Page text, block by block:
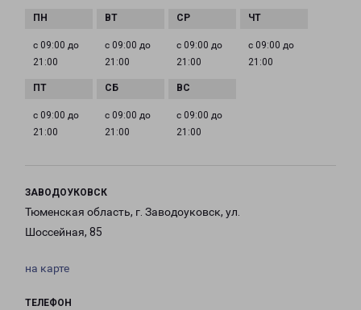
с 09:00 до
21:00
с 09:00 до
21:00
с 09:00 до
21:00
с 09:00 до
21:00
с 09:00 до
21:00
с 09:00 до
21:00
с 09:00 до
21:00
ЗАВОДОУКОВСК
Тюменская область, г. Заводоуковск, ул.
Шоссейная, 85
на карте
ТЕЛЕФОН